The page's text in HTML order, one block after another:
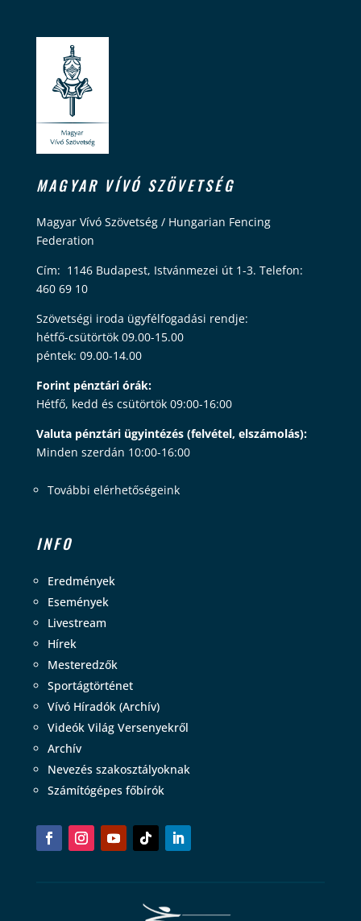
MAGYAR VÍVÓ SZÖVETSÉG
Magyar Vívó Szövetség / Hungarian Fencing
Federation
Cím: 1146 Budapest, Istvánmezei út 1-3. Telefon:
460 69 10
Szövetségi iroda ügyfélfogadási rendje:
hétfő-csütörtök 09.00-15.00
péntek: 09.00-14.00
Forint pénztári órák:
Hétfő, kedd és csütörtök 09:00-16:00
Valuta pénztári ügyintézés (felvétel, elszámolás):
Minden szerdán 10:00-16:00
További elérhetőségeink
INFO
Eredmények
Események
Livestream
Hírek
Mesteredzők
Sportágtörténet
Vívó Híradók (Archív)
Videók Világ Versenyekről
Archív
Nevezés szakosztályoknak
Számítógépes főbírók